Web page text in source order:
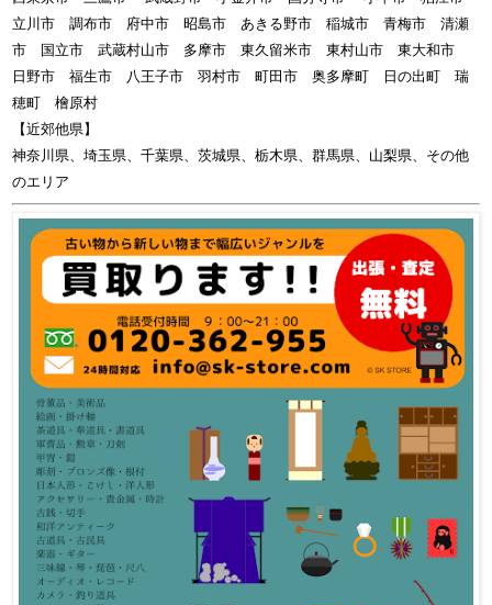
立川市 調布市 府中市 昭島市 あきる野市 稲城市 青梅市 清瀬
市 国立市 武蔵村山市 多摩市 東久留米市 東村山市 東大和市
日野市 福生市 八王子市 羽村市 町田市 奥多摩町 日の出町 瑞
穂町 檜原村
【近郊他県】
神奈川県、埼玉県、千葉県、茨城県、栃木県、群馬県、山梨県、その他
のエリア